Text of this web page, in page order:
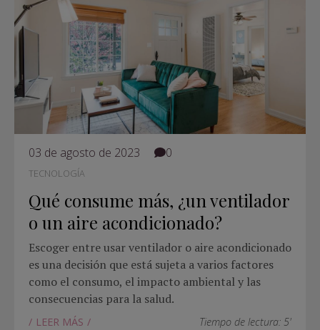
03 de agosto de 2023 0
TECNOLOGÍA
Qué consume más, ¿un ventilador
o un aire acondicionado?
Escoger entre usar ventilador o aire acondicionado
es una decisión que está sujeta a varios factores
como el consumo, el impacto ambiental y las
consecuencias para la salud.
LEER MÁS Tiempo de lectura: 5'